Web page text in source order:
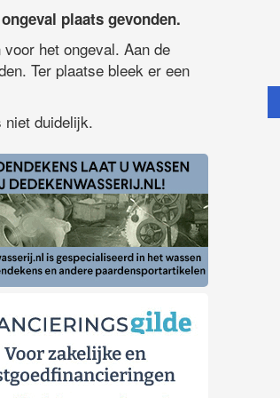
plaats gevonden.
het ongeval. Aan de
Ter plaatse bleek er een
niet duidelijk.